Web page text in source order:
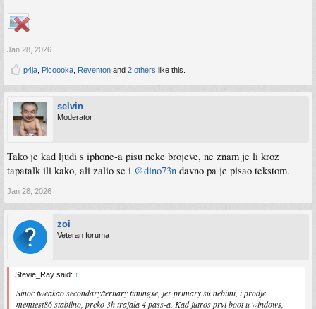
Jan 28, 2026
p4ja Picoooka Reventon and 2 others like this.
selvin
Moderator
Tako je kad ljudi s iphone-a pisu neke brojeve, ne znam je li kroz
tapatalk ili kako, ali zalio se i @dino73n davno pa je pisao tekstom.
Jan 28, 2026
zoi
Veteran foruma
Stevie_Ray said: ↑
Sinoc tweakao secondary/tertiary timingse, jer primary su nebitni, i prodje
memtest86 stabilno, preko 3h trajala 4 pass-a. Kad jutros prvi boot u windows,